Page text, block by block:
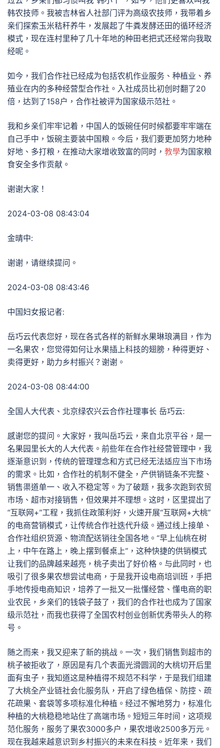
韩农技师。我被吉林省人社部门评为高级农技师，我带着乡
亲们探索玉米秸秆养牛，发展起了牛粪发酵还田的循环经济
模式，现在连村里种了几十年地的种田老把式还经常向我取
经呢。
如今，我们合作社已经成为包括农机作业服务、种植业、养
殖业在内的多种经营型合作社。入社成员比初创时翻了20
倍，达到了158户，合作社被评为国家级示范社。
我和乡亲们牢牢记着，中国人的饭碗任何时候都要牢牢端在
自己手中，饭碗主要装中国粮。今后，我们要更加努力地种
好地、多打粮，在推动大家增收致富的同时， 教學为国家粮
食安全多作贡献。
谢谢大家！
2024-03-08 08:43:04
金晴中:
谢谢，请继续提问。
2024-03-08 08:43:46
中国妇女报记者:
岳巧云代表您好，现在各式各样的新鲜水果琳琅满目，作为
一名果农，您觉得如何让水果插上科技的翅膀，种得更好、
卖得更好，助力乡村振兴？谢谢。
2024-03-08 08:44:00
全国人大代表、北京绿农兴云合作社理事长 岳巧云:
感谢您的提问。大家好，我叫岳巧云，来自北京平谷，是一
名果园里长大的人大代表。前些年在合作社经营管理中，我
逐渐意识到，传统的管理理念和方式已经无法适应当下市场
的需求。比如，合作社的机制不健全，产供销链条不完整、
销售渠道单一、收入不稳定等。为了破题，我多次跑到农贸
市场、超市对接销售，但效果并不理想。这时，区里提出了
“互联网+”工程，我抓住政策利好，火速开展“互联网+大桃”
的电商营销模式，让传统合作社迭代升级。通过线上接单、
合作社组织货源、物流配送销往全国各地。“早上仙桃在树
上，中午在路上，晚上摆到餐桌上”，这种快捷的供销模式
让我们的品牌越来越亮，桃子卖出了好价格。与此同时，也
吸引了很多果农想尝试电商，于是我开设电商培训班，手把
手地传授电商知识，培养了一批又一批懂经营、懂电商的职
业农民，乡亲们的钱袋子鼓了，我们的合作社也成为了国家
级示范社，而我也获得了全国农村创业创新优秀带头人的称
号。
随之而来，我又迎来了新的挑战。一次，我们销售到超市的
桃子被拒收了，原因是有几个表面光滑圆润的大桃切开后里
面有虫子，我知道这是种植得不规范不科学，于是我们组建
了大桃全产业链社会化服务队，开启了绿色植保、防控、疏
花疏果、套袋等多项标准化种植。经过不懈地努力，标准化
种植的大桃稳稳地站住了高端市场。短短三年时间，这项规
范化服务，服务了果农3000多户，果农增收2500多万元。
现在我越来越意识到乡村振兴的未来在科技。近年来，我们